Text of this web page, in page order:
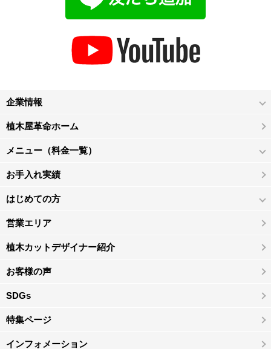
企業情報
植木屋革命ホーム
メニュー（料金一覧）
お手入れ実績
はじめての方
営業エリア
植木カットデザイナー紹介
お客様の声
SDGs
特集ページ
インフォメーション